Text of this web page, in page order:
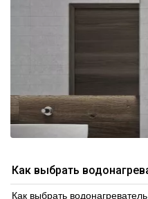
Как выбрать
Как выбрать